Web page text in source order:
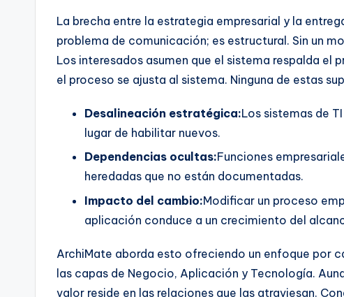
U
La brecha entre la estrategia empresarial y la
problema de comunicación; es estructural. Sin un
Los interesados asumen que el sistema respalda el
el proceso se ajusta al sistema. Ninguna de estas
Desalineación estratégica:Los sistemas de
lugar de habilitar nuevos.
Dependencias ocultas:Funciones
heredadas que no están documentadas.
Impacto del cambio:Modificar un proceso
aplicación conduce a un crecimiento del
ArchiMate aborda esto ofreciendo un enfoque por
las capas de Negocio, Aplicación y Tecnología.
valor reside en las relaciones que las atraviesan.